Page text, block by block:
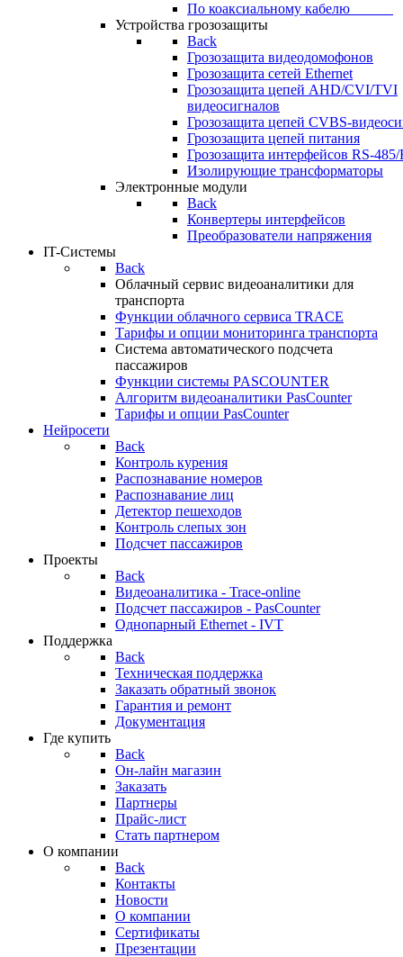
По коаксиальному кабелю⠀⠀⠀⠀
Устройства грозозащиты
Back
Грозозащита видеодомофонов
Грозозащита сетей Ethernet
Грозозащита цепей AHD/CVI/TVI
видеосигналов
Грозозащита цепей CVBS-
Грозозащита цепей питания
Грозозащита интерфейсов RS-485/
Изолирующие трансформаторы
Электронные модули
Back
Конвертеры интерфейсов
Преобразователи напряжения
IT-Системы
Back
Облачный сервис видеоаналитики для
транспорта
Функции облачного сервиса TRACE
Тарифы и опции мониторинга транспорта
Система автоматического подсчета
пассажиров
Функции системы PASCOUNTER
Алгоритм видеоаналитики PasCounter
Тарифы и опции PasCounter
Нейросети
Back
Контроль курения
Распознавание номеров
Распознавание лиц
Детектор пешеходов
Контроль слепых зон
Подсчет пассажиров
Проекты
Back
Видеоаналитика - Trace-online
Подсчет пассажиров - PasCounter
Однопарный Ethernet - IVT
Поддержка
Back
Техническая поддержка
Заказать обратный звонок
Гарантия и ремонт
Документация
Где купить
Back
Он-лайн магазин
Заказать
Партнеры
Прайс-лист
Стать партнером
О компании
Back
Контакты
Новости
О компании
Сертификаты
Презентации